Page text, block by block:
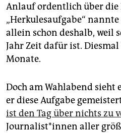
Anlauf ordentlich über die
„Herkulesaufgabe“
allein schon deshalb, weil
Jahr Zeit dafür ist.
Monate.
Doch am Wahlabend sieht
er diese Aufgabe
ist den Tag über nichts zu
Jour­na­lis­t*in­nen aller